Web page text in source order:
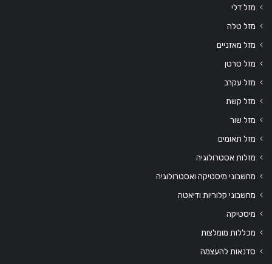
מזל דלי
מזל טלה
מזל מאזניים
מזל סרטן
מזל עקרב
מזל קשת
מזל שור
מזל תאומים
מזלות אסטרולוגיה
מחשבוני מיסטיקה ואסטרולוגיה
מחשבוני קלוריות ודיאטה
מיסטיקה
מכללות מומלצות
סדנאות להעצמה